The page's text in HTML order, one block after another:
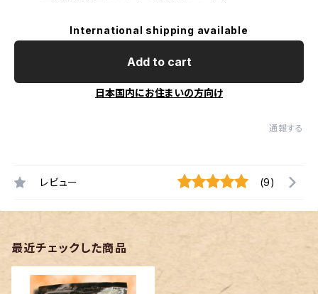
International shipping available
Add to cart
日本国内にお住まいの方向け
通報する
レビュー (9)
最近チェックした商品